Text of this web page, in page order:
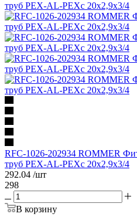
RFC-1026-202934 ROMMER
труб PEX-AL-PEXc 20х2,9х3/4
292.04 /шт
298
В корзину